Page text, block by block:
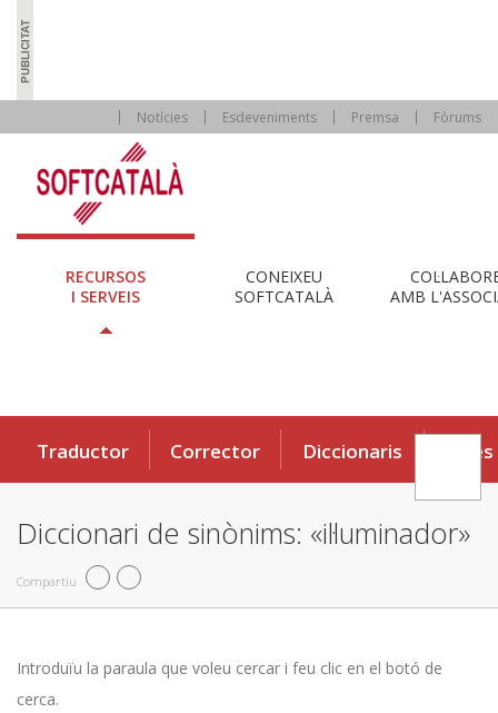
Notícies Esdeveniments Premsa Fòrums
RECURSOS
I SERVEIS
CONEIXEU
SOFTCATALÀ
AMB
Traductor Corrector Diccionaris Eines
Diccionari de sinònims: «il·luminador»
Compartiu
Introduïu la paraula que voleu cercar i feu clic en el botó de
cerca.